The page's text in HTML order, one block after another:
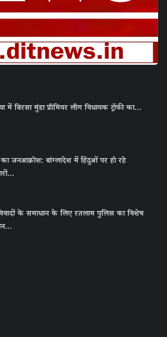
में बिरसा मुंडा प्रीमियर लीग विधायक ट्रॉफी का...
जनआक्रोश: बांग्लादेश में हिंदुओं पर हो रहे
के समाधान के लिए रतलाम पुलिस का विशेष